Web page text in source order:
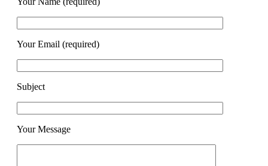
Your Email (required)
Subject
Your Message